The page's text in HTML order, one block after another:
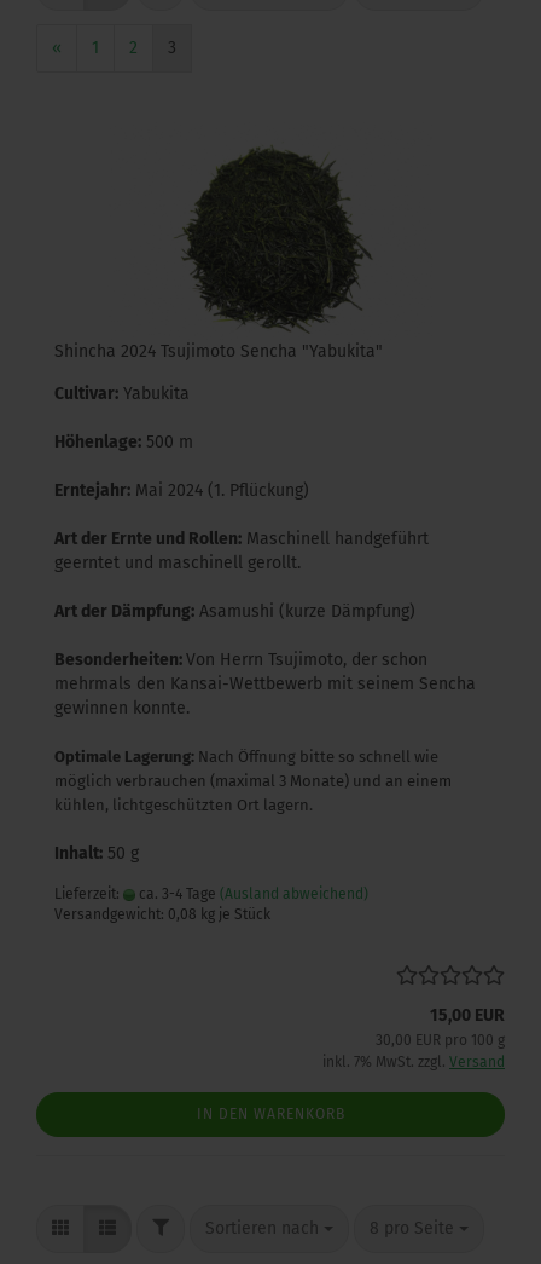
« 1 2 3
Shincha 2024 Tsujimoto Sencha "Yabukita"
Cultivar: Yabukita
Höhenlage: 500 m
Erntejahr: Mai 2024 (1. Pflückung)
Art der Ernte und Rollen: Maschinell handgeführt
geerntet und maschinell gerollt.
Art der Dämpfung: Asamushi (kurze Dämpfung)
Besonderheiten:Von Herrn Tsujimoto, der schon
mehrmals den Kansai-Wettbewerb mit seinem Sencha
gewinnen konnte.
Optimale Lagerung: Nach Öffnung bitte so schnell wie
möglich verbrauchen (maximal 3 Monate) und an einem
kühlen, lichtgeschützten Ort lagern.
Inhalt: 50 g
Lieferzeit: ca. 3-4 Tage (Ausland abweichend)
Versandgewicht: 0,08 kg je Stück
15,00 EUR
30,00 EUR pro 100 g
inkl. 7% MwSt. zzgl. Versand
IN DEN WARENKORB
FILTERSortieren nach
Sortieren nach 8 pro Seite
pro Seite